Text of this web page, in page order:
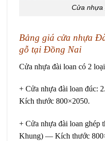
Cửa nhựa
Bảng giá cửa nhựa
gỗ tại Đồng Nai
Cửa nhựa đài loan có 2
+ Cửa nhựa đài loan đúc:
Kích thước 800×2050.
+ Cửa nhựa đài loan ghép
Khung) — Kích thước